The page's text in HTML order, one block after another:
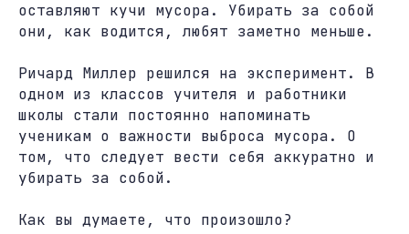
оставляют кучи мусора. Убирать за собой
они, как водится, любят заметно меньше.
Ричард Миллер решился на эксперимент. В
одном из классов учителя и работники
школы стали постоянно напоминать
ученикам о важности выброса мусора. О
том, что следует вести себя аккуратно и
убирать за собой.
Как вы думаете, что произошло?